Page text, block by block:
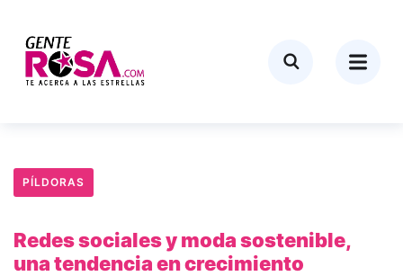
PÍLDORAS
Redes sociales y moda sostenible,
una tendencia en crecimiento